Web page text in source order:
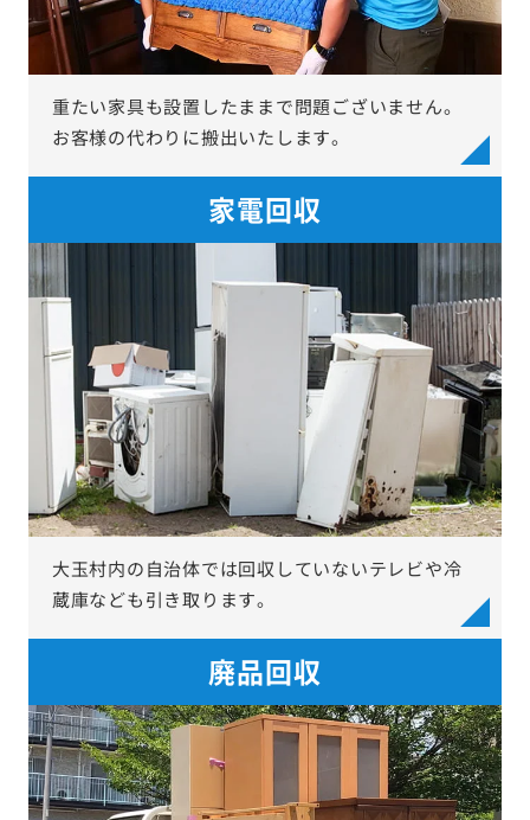
重たい家具も設置したままで問題ございません。
お客様の代わりに搬出いたします。
家電回収
大玉村内の自治体では回収していないテレビや冷
蔵庫なども引き取ります。
廃品回収